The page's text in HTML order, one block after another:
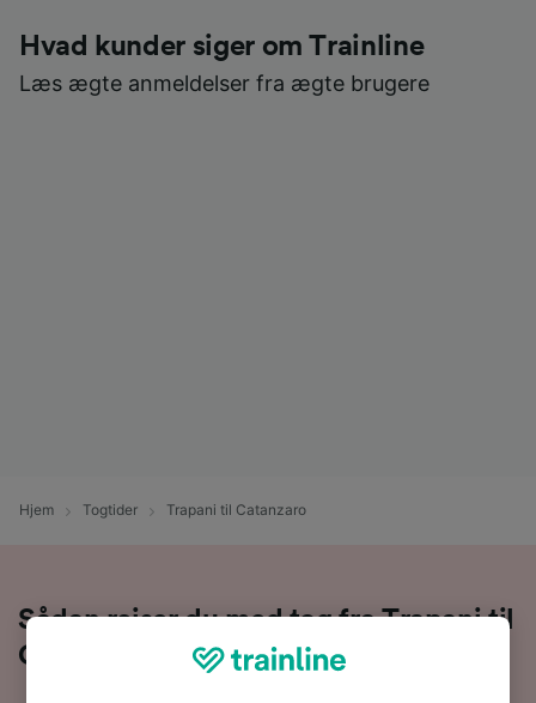
Hvad kunder siger om Trainline
Læs ægte anmeldelser fra ægte brugere
Hjem Togtider Trapani til Catanzaro
Sådan rejser du med tog fra Trapani til
Catanzaro